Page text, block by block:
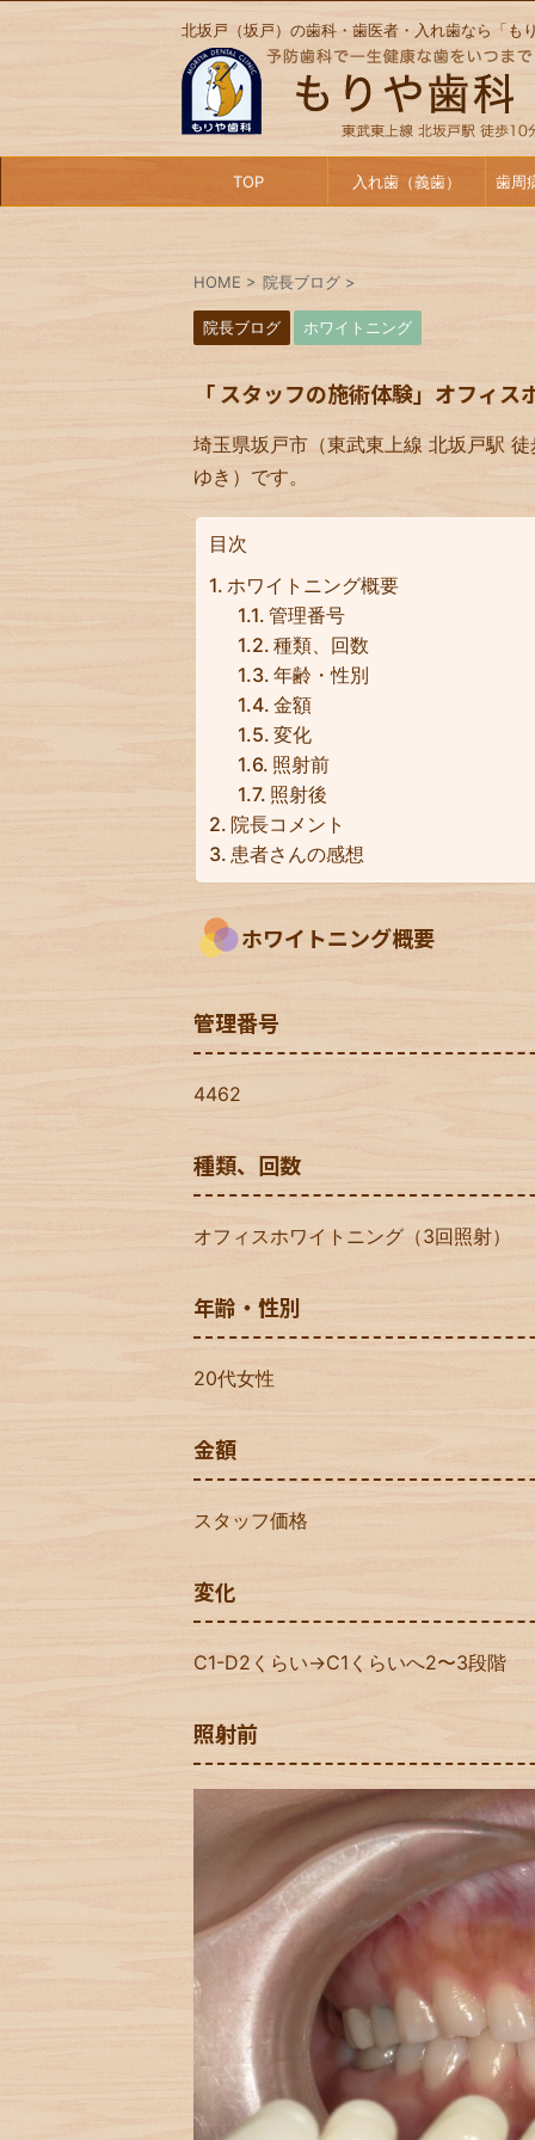
北坂戸（坂戸）の歯科・歯医者・入れ歯なら「も
TOP 入れ歯（義歯） 歯周
HOME > 院長ブログ >
院長ブログ ホワイトニング
「 スタッフの施術体験」オフィ
埼玉県坂戸市（東武東上線 北坂戸駅
ゆき）です。
目次
ホワイトニング概要
管理番号
種類、回数
年齢・性別
金額
変化
照射前
照射後
院長コメント
患者さんの感想
ホワイトニング概要
管理番号
4462
種類、回数
オフィスホワイトニング（3回照射）
年齢・性別
20代女性
金額
スタッフ価格
変化
C1-D2くらい→C1くらいへ2〜3段階
照射前